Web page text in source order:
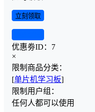
立刻领取
优惠劵ID： 7
×
限制商品分类：
[单片机学习板]
限制用户组：
任何人都可以使用